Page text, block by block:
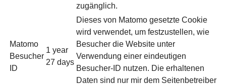
zugänglich.
Matomo
Besucher
ID
1 year
27 days
Dieses von Matomo gesetzte Cookie
wird verwendet, um festzustellen, wie
Besucher die Website unter
Verwendung einer eindeutigen
Besucher-ID nutzen. Die erhaltenen
Daten sind nur mir dem Seitenbetreiber